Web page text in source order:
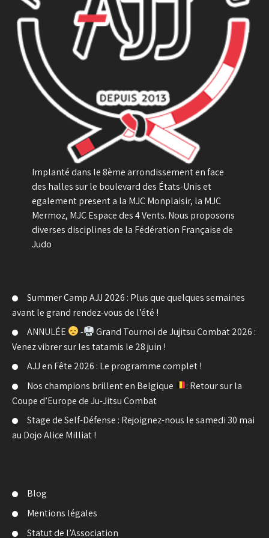
Implanté dans le 8ème arrondissement en face
des halles sur le boulevard des États-Unis et
egalement present a la MJC Monplaisir, la MJC
Mermoz, MJC Espace des 4 Vents. Nous proposons
diverses disciplines de la Fédération Française de
Judo
Summer Camp AJJ 2026 : Plus que quelques semaines
avant le grand rendez-vous de l’été !
ANNULÉE
-
Grand Tournoi de Jujitsu Combat 2026 :
Venez vibrer sur les tatamis le 28 juin !
AJJ en Fête 2026 : Le programme complet !
Nos champions brillent en Belgique
: Retour sur la
Coupe d’Europe de Ju-Jitsu Combat
Stage de Self-Défense : Rejoignez-nous le samedi 30 mai
au Dojo Alice Milliat !
Blog
Mentions légales
Statut de l’Association